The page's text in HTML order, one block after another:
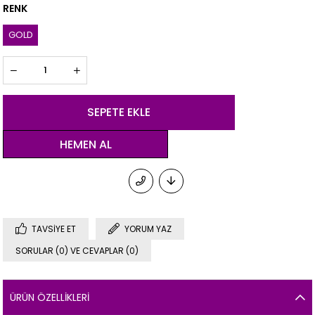
RENK
GOLD
TAVSIYE ET
YORUM YAZ
SORULAR (0) VE CEVAPLAR (0)
ÜRÜN ÖZELLIKLERI